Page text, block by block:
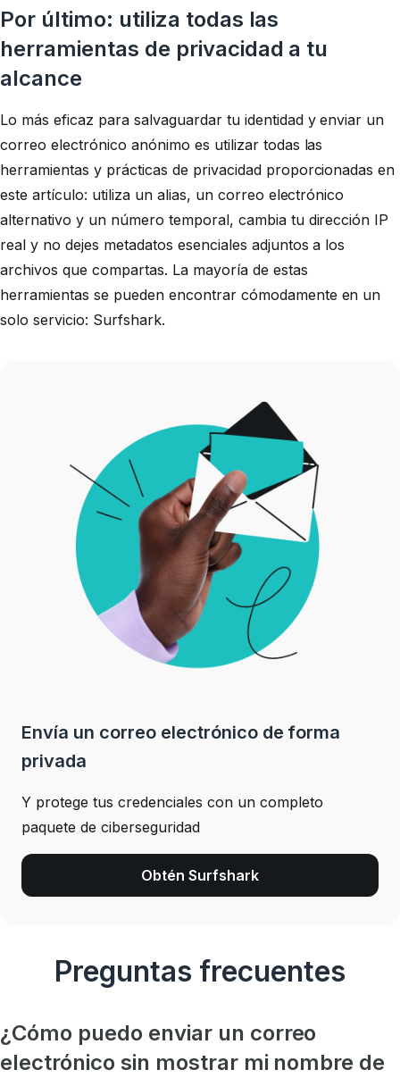
Por último: utiliza todas las
herramientas de privacidad a tu
alcance
Lo más eficaz para salvaguardar tu identidad y enviar un
correo electrónico anónimo es utilizar todas las
herramientas y prácticas de privacidad proporcionadas en
este artículo: utiliza un alias, un correo electrónico
alternativo y un número temporal, cambia tu dirección IP
real y no dejes metadatos esenciales adjuntos a los
archivos que compartas. La mayoría de estas
herramientas se pueden encontrar cómodamente en un
solo servicio: Surfshark.
Envía un correo electrónico de forma
privada
Y protege tus credenciales con un completo
paquete de ciberseguridad
Obtén Surfshark
Preguntas frecuentes
¿Cómo puedo enviar un correo
electrónico sin mostrar mi nombre de